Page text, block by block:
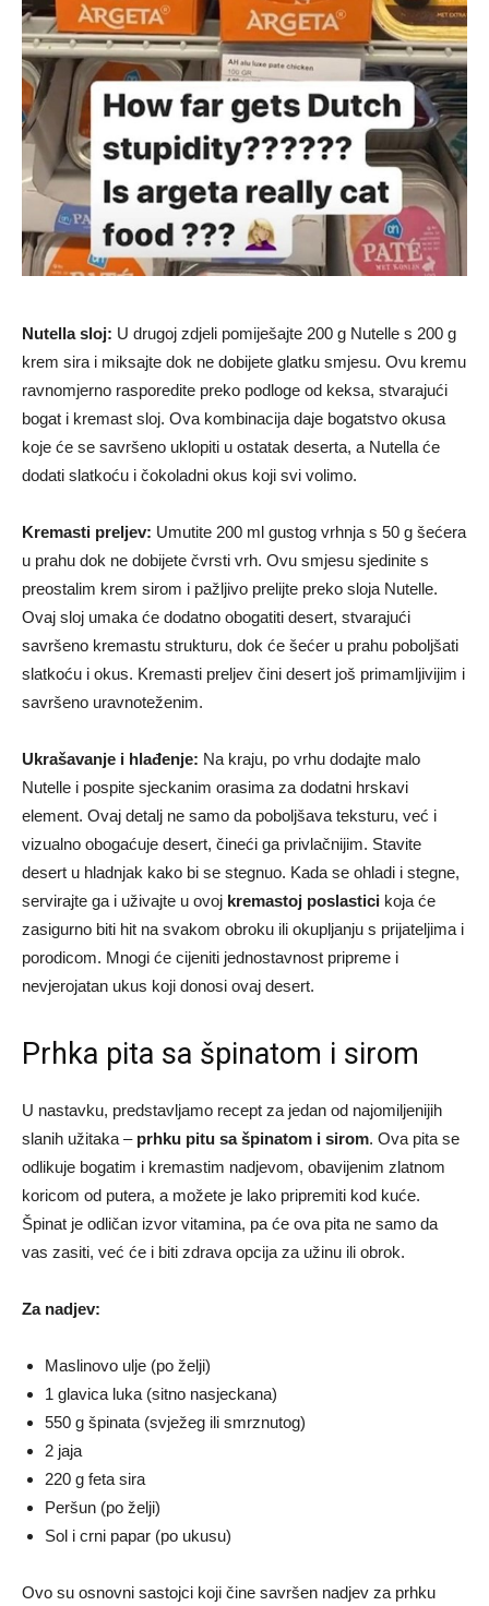
Nutella sloj: U drugoj zdjeli pomiješajte 200 g Nutelle s 200 g
krem sira i miksajte dok ne dobijete glatku smjesu. Ovu kremu
ravnomjerno rasporedite preko podloge od keksa, stvarajući
bogat i kremast sloj. Ova kombinacija daje bogatstvo okusa
koje će se savršeno uklopiti u ostatak deserta, a Nutella će
dodati slatkoću i čokoladni okus koji svi volimo.
Kremasti preljev: Umutite 200 ml gustog vrhnja s 50 g šećera
u prahu dok ne dobijete čvrsti vrh. Ovu smjesu sjedinite s
preostalim krem sirom i pažljivo prelijte preko sloja Nutelle.
Ovaj sloj umaka će dodatno obogatiti desert, stvarajući
savršeno kremastu strukturu, dok će šećer u prahu poboljšati
slatkoću i okus. Kremasti preljev čini desert još primamljivijim i
savršeno uravnoteženim.
Ukrašavanje i hlađenje: Na kraju, po vrhu dodajte malo
Nutelle i pospite sjeckanim orasima za dodatni hrskavi
element. Ovaj detalj ne samo da poboljšava teksturu, već i
vizualno obogaćuje desert, čineći ga privlačnijim. Stavite
desert u hladnjak kako bi se stegnuo. Kada se ohladi i stegne,
servirajte ga i uživajte u ovoj kremastoj poslastici koja će
zasigurno biti hit na svakom obroku ili okupljanju s prijateljima i
porodicom. Mnogi će cijeniti jednostavnost pripreme i
nevjerojatan ukus koji donosi ovaj desert.
Prhka pita sa špinatom i sirom
U nastavku, predstavljamo recept za jedan od najomiljenijih
slanih užitaka – prhku pitu sa špinatom i sirom. Ova pita se
odlikuje bogatim i kremastim nadjevom, obavijenim zlatnom
koricom od putera, a možete je lako pripremiti kod kuće.
Špinat je odličan izvor vitamina, pa će ova pita ne samo da
vas zasiti, već će i biti zdrava opcija za užinu ili obrok.
Za nadjev:
Maslinovo ulje (po želji)
1 glavica luka (sitno nasjeckana)
550 g špinata (svježeg ili smrznutog)
2 jaja
220 g feta sira
Peršun (po želji)
Sol i crni papar (po ukusu)
Ovo su osnovni sastojci koji čine savršen nadjev za prhku